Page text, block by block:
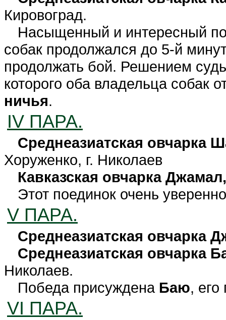
Кировоград.
Насыщенный и интересный
собак продолжался до 5-й
продолжать бой. Решением
которого оба владельца собак
ничья.
IV ПАРА.
Среднеазиатская овчарка
Хоруженко, г. Николаев
Кавказская овчарка Джамал,
Этот поединок очень
V ПАРА.
Среднеазиатская овчарка
Среднеазиатская овчарка
Николаев.
Победа присуждена Баю,
VI ПАРА.